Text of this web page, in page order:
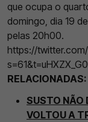
que ocupa o
domingo, dia 19
pelas 20h00.
https://
RELACIONADAS:
SUSTO NÃO
VOLTOU A